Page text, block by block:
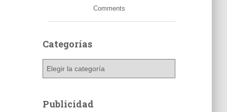
Comments
Categorías
g
Publicidad